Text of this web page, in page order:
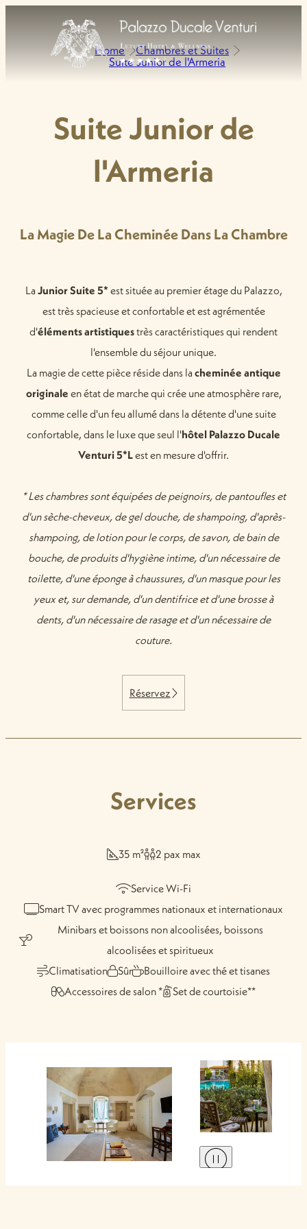
Home Chambres et Suites
Suite Junior de l'Armeria
Suite Junior de
l'Armeria
La Magie De La Cheminée Dans La Chambre
La Junior Suite 5* est située au premier étage du Palazzo,
est très spacieuse et confortable et est agrémentée
d'éléments artistiquestrès caractéristiques qui rendent
l'ensemble du séjour unique.
La magie de cette pièce réside dans la cheminée antique
originale en état de marche qui crée une atmosphère rare,
comme celle d'un feu allumé dans la détente d'une suite
confortable, dans le luxe que seul l'hôtel Palazzo Ducale
Venturi 5*Lest en mesure d'offrir.
* Les chambres sont équipées de peignoirs, de pantoufles et
d'un sèche-cheveux, de gel douche, de shampoing, d'après-
shampoing, de lotion pour le corps, de savon, de bain de
bouche, de produits d'hygiène intime, d'un nécessaire de
toilette, d'une éponge à chaussures, d'un masque pour les
yeux et, sur demande, d'un dentifrice et d'une brosse à
dents, d'un nécessaire de rasage et d'un nécessaire de
couture.
Réservez
Services
35 m² 2 pax max
Service Wi-Fi
Smart TV avec programmes nationaux et internationaux
Minibars et boissons non alcoolisées, boissons
alcoolisées et spiritueux
Climatisation
Sûr
Bouilloire avec thé et tisanes
Accessoires de salon *
Set de courtoisie**